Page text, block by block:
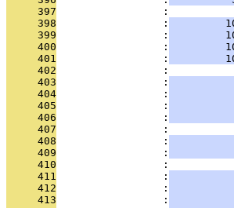
     397
:
     398
                 :
     399
                 :
     400
                 :
     401
                 :
     402
:
     403
                 :
     404
                 :
     405
                 :
     406
                 :
     407
:
     408
                 :
     409
                 :
     410
:
     411
                 :
     412
                 :
     413
                 :